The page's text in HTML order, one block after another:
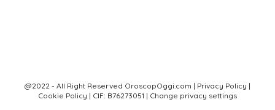
@2022 - All Right Reserved OroscopOggi.com | Privacy Policy |
Cookie Policy | CIF: B76273051 | Change privacy settings